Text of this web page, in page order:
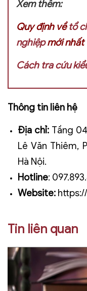
Xem thêm:
Quy định vềtổ
nghiệpmới nhất
Cách tra cứu
Thông tin liên hệ
Địa chỉ: Tầng
Lê Văn Thiêm,
Hà Nội.
Hotline:
Website:
Tin liên quan